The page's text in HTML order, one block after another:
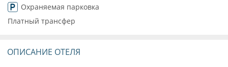
Охраняемая парковка
Платный трансфер
ОПИСАНИЕ ОТЕЛЯ